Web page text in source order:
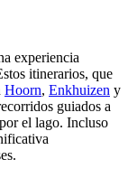
experiencia
itinerarios, que
Hoorn, Enkhuizen y
guiados a
el lago. Incluso